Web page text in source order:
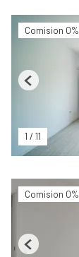
Comision 0%
1 / 11
Previous
Comision 0%
Previous